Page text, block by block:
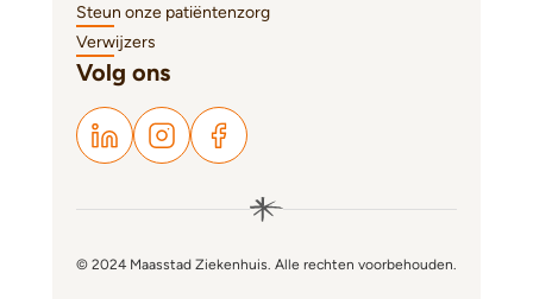
Steun onze patiëntenzorg
Verwijzers
Volg ons
© 2024 Maasstad Ziekenhuis. Alle rechten voorbehouden.